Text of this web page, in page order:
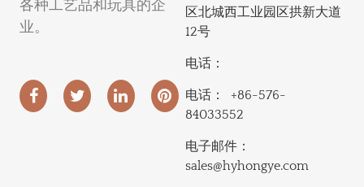
各种工艺品和玩具的企
业。
区北城西工业园区拱新大道
12号
电话：
电话：
+86-576-
84033552
电子邮件：
sales@hyhongye.com